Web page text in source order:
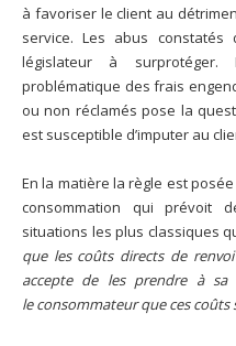
à favoriser le client au
service. Les abus
législateur à
problématique des frais
ou non réclamés pose la
est susceptible d’imputer au
En la matière la règle est posée
consommation qui prévoit
situations les plus classiques
que les coûts directs de
accepte de les prendre à
le consommateur que ces coûts